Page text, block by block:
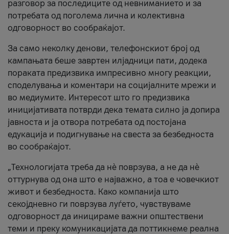
разговор за последиците од невниманието и за
потребата од поголема лична и колективна
одговорност во сообраќајот.
За само неколку денови, телефонскиот број од
кампањата беше завртен илјадници пати, додека
пораката предизвика импресивно многу реакции,
споделувања и коментари на социјалните мрежи и
во медиумите. Интересот што го предизвика
иницијативата потврди дека темата силно ја допира
јавноста и ја отвора потребата од постојана
едукација и подигнување на свеста за безбедноста
во сообраќајот.
„Технологијата треба да нè поврзува, а не да нè
оттурнува од она што е најважно, а тоа е човечкиот
живот и безбедноста. Како компанија што
секојдневно ги поврзува луѓето, чувствуваме
одговорност да иницираме важни општествени
теми и преку комуникацијата да поттикнеме реална